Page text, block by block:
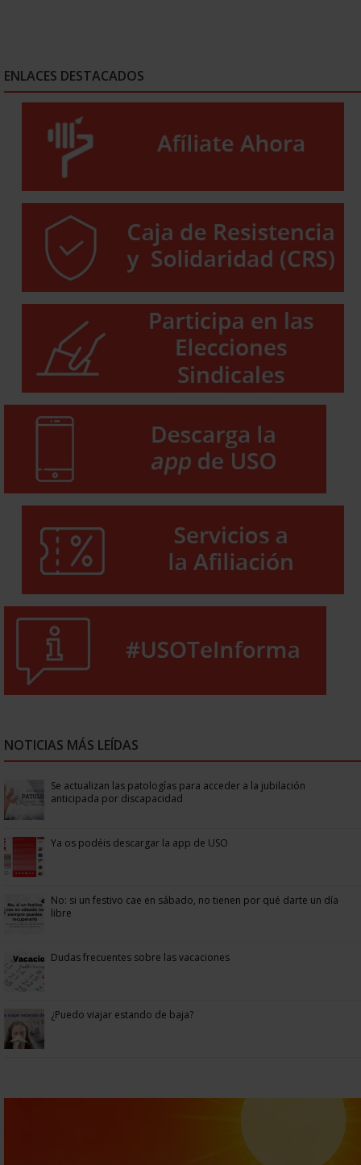
ENLACES DESTACADOS
NOTICIAS MÁS LEÍDAS
Se actualizan las patologías para acceder a la jubilación
anticipada por discapacidad
Ya os podéis descargar la app de USO
No: si un festivo cae en sábado, no tienen por qué darte un día
libre
Dudas frecuentes sobre las vacaciones
¿Puedo viajar estando de baja?